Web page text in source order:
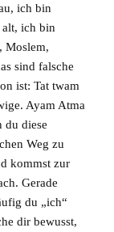
ich bin
alt, ich bin
Moslem,
sind falsche
ist:Tat twam
Ayam Atma
du diese
Weg zu
kommst zur
Gerade
du „ich“
dir bewusst,